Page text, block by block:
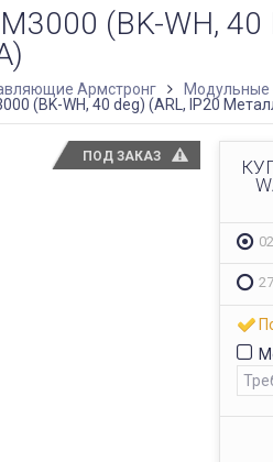
(BK-WH,
Армстронг Модульные
(BK-WH, 40 deg) (ARL, IP20
ПОД ЗАКАЗ